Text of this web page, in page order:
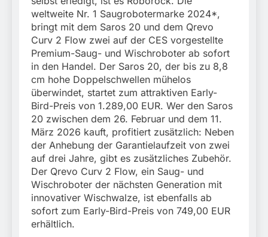
Schwarzarbeit führen zu
rechtskräftiger
Verurteilung wegen
Betrugs
kriminellen Vereinigung
geht ins Netz –
Bundespolizei vollstreckt
europäischen
Auslieferungshaftbefehl
6. August 2026
Bundespolizeidirektion
München: Update zu den
Einsatzmaßnahmen der
Bundespolizei in
Saarbrücken
5. August 2026
Bundespolizeidirektion
München:
Beinahekollision an
Bahnübergang in Aubing
/ Bundespolizei ermittelt
wegen gefährlichen
Eingriffs in den
Bahnverkehr
5. August 2026
weltweite Nr. 1 Saugrobotermarke 2024*,
bringt mit dem Saros 20 und dem Qrevo
Curv 2 Flow zwei auf der CES vorgestellte
Premium-Saug- und Wischroboter ab sofort
in den Handel. Der Saros 20, der bis zu 8,8
cm hohe Doppelschwellen mühelos
überwindet, startet zum attraktiven Early-
Bird-Preis von 1.289,00 EUR. Wer den Saros
20 zwischen dem 26. Februar und dem 11.
März 2026 kauft, profitiert zusätzlich: Neben
der Anhebung der Garantielaufzeit von zwei
auf drei Jahre, gibt es zusätzliches Zubehör.
Der Qrevo Curv 2 Flow, ein Saug- und
Wischroboter der nächsten Generation mit
innovativer Wischwalze, ist ebenfalls ab
sofort zum Early-Bird-Preis von 749,00 EUR
erhältlich.